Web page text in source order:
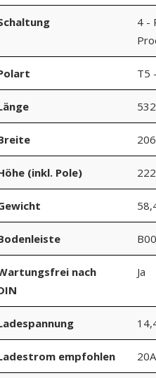
4 -
T5
(inkl. Pole)
nach
Ja
empfohlen 20A